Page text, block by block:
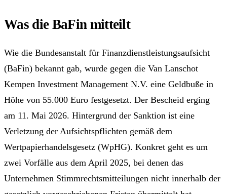
Was die BaFin mitteilt
Wie die Bundesanstalt für Finanzdienstleistungsaufsicht
(BaFin) bekannt gab, wurde gegen die Van Lanschot
Kempen Investment Management N.V. eine Geldbuße in
Höhe von 55.000 Euro festgesetzt. Der Bescheid erging
am 11. Mai 2026. Hintergrund der Sanktion ist eine
Verletzung der Aufsichtspflichten gemäß dem
Wertpapierhandelsgesetz (WpHG). Konkret geht es um
zwei Vorfälle aus dem April 2025, bei denen das
Unternehmen Stimmrechtsmitteilungen nicht innerhalb der